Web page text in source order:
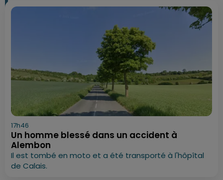
17h46
Un homme blessé dans un accident à
Alembon
Il est tombé en moto et a été transporté à l'hôpîtal
de Calais.